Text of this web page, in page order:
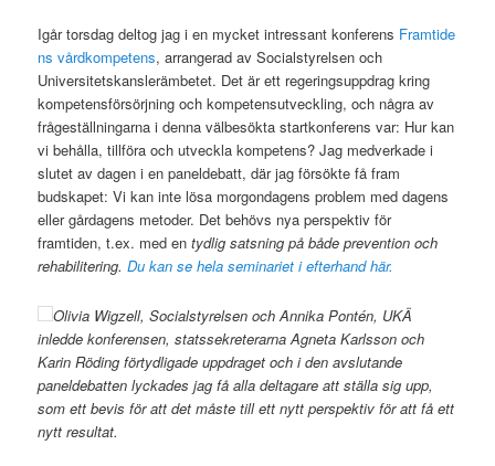
Igår torsdag deltog jag i en mycket intressant konferens Framtide
ns vårdkompetens, arrangerad av Socialstyrelsen och
Universitetskanslerämbetet. Det är ett regeringsuppdrag kring
kompetensförsörjning och kompetensutveckling, och några av
frågeställningarna i denna välbesökta startkonferens var: Hur kan
vi behålla, tillföra och utveckla kompetens? Jag medverkade i
slutet av dagen i en paneldebatt, där jag försökte få fram
budskapet: Vi kan inte lösa morgondagens problem med dagens
eller gårdagens metoder. Det behövs nya perspektiv för
framtiden, t.ex. med entydlig satsning på både prevention och
rehabilitering.Du kan se hela seminariet i efterhand här.
Olivia Wigzell, Socialstyrelsen och Annika Pontén, UKÄ
inledde konferensen, statssekreterarna Agneta Karlsson och
Karin Röding förtydligade uppdraget och i den avslutande
paneldebatten lyckades jag få alla deltagare att ställa sig upp,
som ett bevis för att det måste till ett nytt perspektiv för att få ett
nytt resultat.